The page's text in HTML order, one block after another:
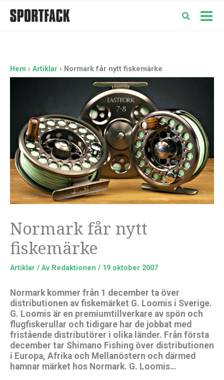
Hem Artiklar Normark får nytt fiskemärke
Normark får nytt
fiskemärke
Artiklar / Av Redaktionen / 19 oktober 2007
Normark kommer från 1 december ta över
distributionen av fiskemärket G. Loomis i Sverige.
G. Loomis är en premiumtillverkare av spön och
flugfiskerullar och tidigare har de jobbat med
fristående distributörer i olika länder. Från första
december tar Shimano Fishing över distributionen
i Europa, Afrika och Mellanöstern och därmed
hamnar märket hos Normark. G. Loomis…